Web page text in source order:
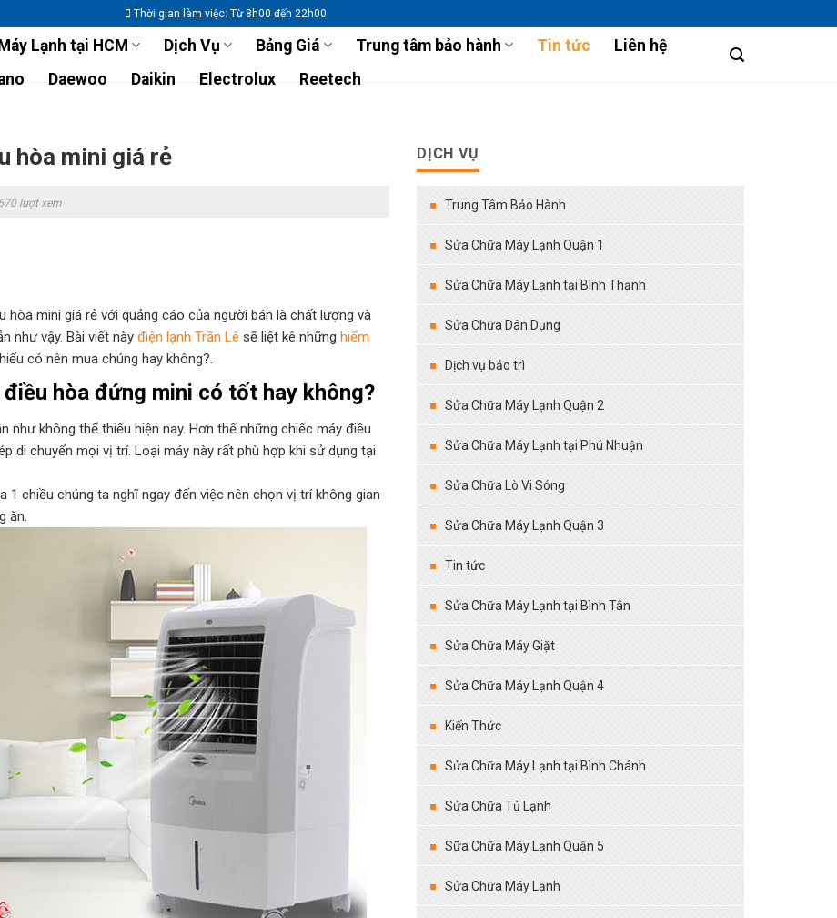
Thời gian làm việc: Từ 8h00 đến 22h00
Lạnh tại HCM Dịch Vụ Bảng Giá Trung tâm bảo hành Tin tức
Liên hệ
Daewoo Daikin Electrolux Reetech
hòa mini giá rẻ
lượt xem
mini giá rẻ với quảng cáo của người bán là chất lượng và
như vậy. Bài viết này điện lạnh Trần Lê sẽ liệt kê những hiểm
có nên mua chúng hay không?.
hòa đứng mini có tốt hay không?
như không thể thiếu hiện nay. Hơn thế những chiếc máy điều
di chuyển mọi vị trí. Loại máy này rất phù hợp khi sử dụng tại
1 chiều chúng ta nghĩ ngay đến việc nên chọn vị trí không gian
ăn.
DỊCH VỤ
Trung Tâm Bảo Hành
Sửa Chữa Máy Lạnh Quận 1
Sửa Chữa Máy Lạnh tại Bình Thạnh
Sửa Chữa Dân Dụng
Dịch vụ bảo trì
Sửa Chữa Máy Lạnh Quận 2
Sửa Chữa Máy Lạnh tại Phú Nhuận
Sửa Chữa Lò Vi Sóng
Sửa Chữa Máy Lạnh Quận 3
Tin tức
Sửa Chữa Máy Lạnh tại Bình Tân
Sửa Chữa Máy Giặt
Sửa Chữa Máy Lạnh Quận 4
Kiến Thức
Sửa Chữa Máy Lạnh tại Bình Chánh
Sửa Chữa Tủ Lạnh
Sữa Chữa Máy Lạnh Quận 5
Sửa Chữa Máy Lạnh